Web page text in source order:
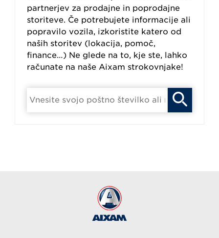
partnerjev za prodajne in poprodajne
storiteve. Če potrebujete informacije ali
popravilo vozila, izkoristite katero od
naših storitev (lokacija, pomoč,
finance…) Ne glede na to, kje ste, lahko
računate na naše Aixam strokovnjake!